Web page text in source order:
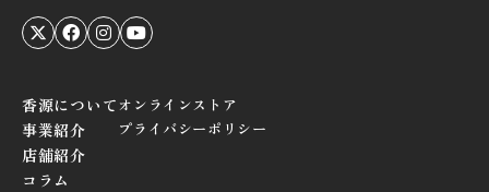
香源について
事業紹介
店舗紹介
コラム
オンラインストア
プライバシーポリシー